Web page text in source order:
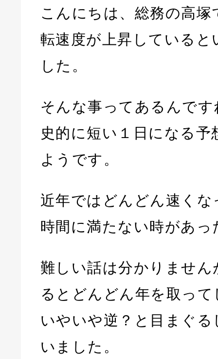
こんにちは、総務の高塚
転速度が上昇していると
した。
そんな事ってあるんで
史的に短い１日になる
ようです。
近年ではどんどん速く
時間に満たない時があっ
難しい話は分かりませ
るとどんどん年を取っ
いやいや逆？と目まぐ
いました。